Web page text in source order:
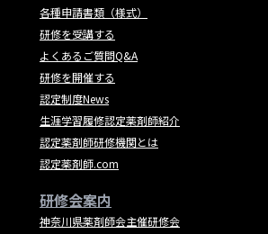
各種申請書類（様式）
研修を受講する
よくあるご質問Q&A
研修を開催する
認定制度News
生涯学習履修認定薬剤師紹介
認定薬剤師研修機関とは
認定薬剤師.com
研修会案内
神奈川県薬剤師会主催研修会